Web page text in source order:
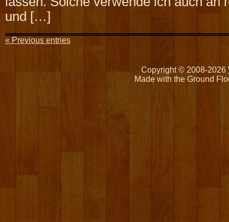
und […]
« Previous entries
Copyright © 2008-2026
Made with the Ground